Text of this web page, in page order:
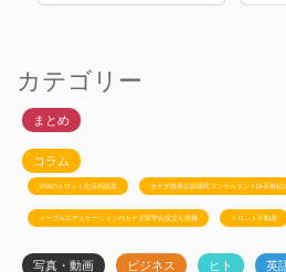
カテゴリー
まとめ
コラム
JSSのトロント生活相談室 カナダ政府公認移民コンサルタント白石有紀
メープルエデュケーションのカナダ留学お役立ち情報 トロント不動産
写真・動画 ビジネス ヒト 英